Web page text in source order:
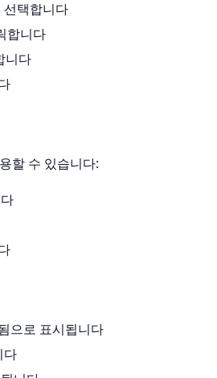
택합니다
합니다
니다
할 수 있습니다:
으로 표시됩니다
다